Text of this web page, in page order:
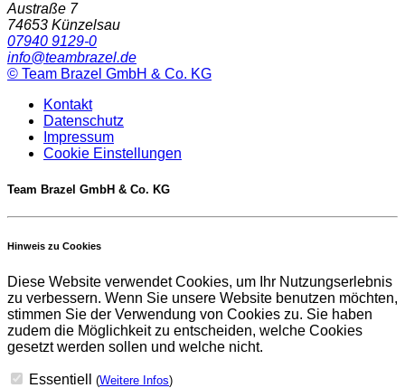
Austraße 7
74653 Künzelsau
07940 9129-0
info@teambrazel.de
© Team Brazel GmbH & Co. KG
Kontakt
Datenschutz
Impressum
Cookie Einstellungen
Team Brazel GmbH & Co. KG
Hinweis zu Cookies
Diese Website verwendet Cookies, um Ihr Nutzungserlebnis
zu verbessern. Wenn Sie unsere Website benutzen möchten,
stimmen Sie der Verwendung von Cookies zu. Sie haben
zudem die Möglichkeit zu entscheiden, welche Cookies
gesetzt werden sollen und welche nicht.
Essentiell (Weitere Infos)